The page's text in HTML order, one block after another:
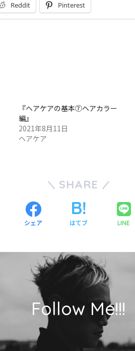
Reddit Pinterest
『ヘアケアの基本⑦ヘアカラー
編』
2021年8月11日
ヘアケア
SHARE
シェア はてブ LINE
Follow Me!!!